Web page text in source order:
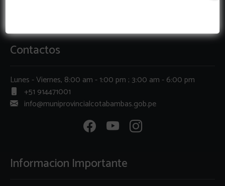
Contactos
Lunes - Viernes, 8:00 am - 1:00 pm ; 3:00 am - 6:00 pm
+51 914471001
info@muniprovincialcotabambas.gob.pe
Informacion Importante